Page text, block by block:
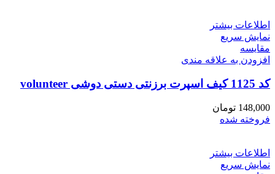
اطلاعات بیشتر
نمایش سریع
مقايسه
افزودن به علاقه مندی
کد 1125 کیف اسپرت برزنتی دستی دوشی volunteer
148,000 تومان
فروخته شده
اطلاعات بیشتر
نمایش سریع